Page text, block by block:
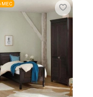
МЕС